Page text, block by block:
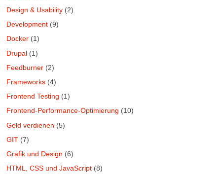
Design & Usability (2)
Development (9)
Docker (1)
Drupal (1)
Feedburner (2)
Frameworks (4)
Frontend Testing (1)
Frontend-Performance-Optimierung (10)
Geld verdienen (5)
GIT (7)
Grafik und Design (6)
HTML, CSS und JavaScript (8)